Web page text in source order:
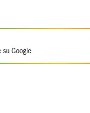
su Google